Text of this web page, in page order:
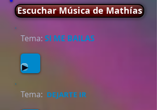
Escuchar Música de Mathías
Tema: SI ME BAILAS
Tema: DEJARTE IR